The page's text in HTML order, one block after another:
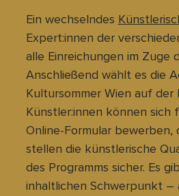
Ein wechselndes
Expert:innen der
alle Einreichungen im Zuge
Anschließend wählt es die
Kultursommer Wien auf der
Künstler:innen können sich
Online-Formular bewerben,
stellen die künstlerische
des Programms sicher. Es
inhaltlichen Schwerpunkt –